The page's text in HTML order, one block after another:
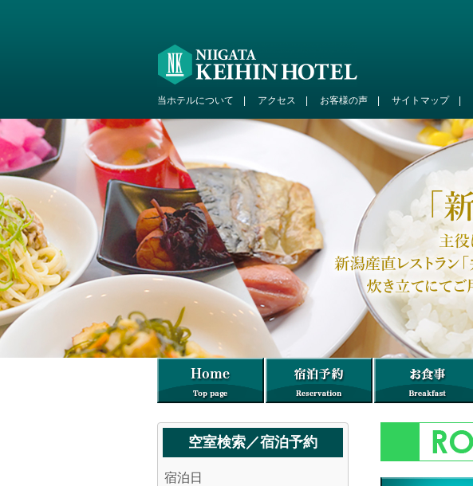
当ホテルについて アクセス お客様の声 サイトマップ|
空室検索／宿泊予約
宿泊日